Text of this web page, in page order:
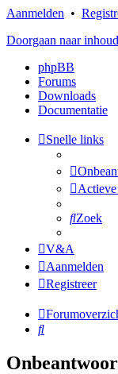
Aanmelden •
Doorgaan naar inhoud
phpBB
Forums
Downloads
Documentatie
Snelle links
Zoek
V&A
Aanmelden
Registreer
Zoek